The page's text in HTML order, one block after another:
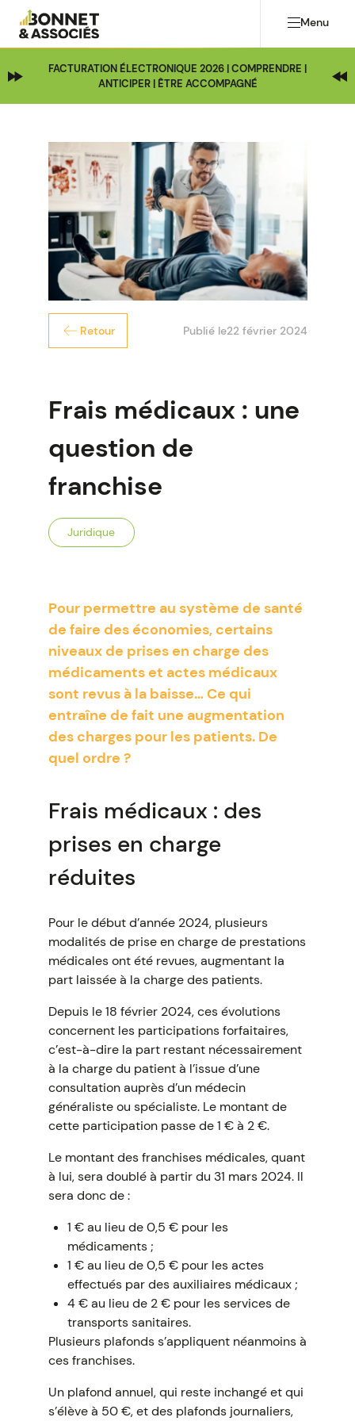
Menu
FACTURATION ÉLECTRONIQUE 2026 | COMPRENDRE |
ANTICIPER | ÊTRE ACCOMPAGNÉ
Retour Publié le22 février 2024
Frais médicaux : une
question de
franchise
Juridique
Pour permettre au système de santé
de faire des économies, certains
niveaux de prises en charge des
médicaments et actes médicaux
sont revus à la baisse… Ce qui
entraîne de fait une augmentation
des charges pour les patients. De
quel ordre ?
Frais médicaux : des
prises en charge
réduites
Pour le début d’année 2024, plusieurs
modalités de prise en charge de prestations
médicales ont été revues, augmentant la
part laissée à la charge des patients.
Depuis le 18 février 2024, ces évolutions
concernent les participations forfaitaires,
c’est-à-dire la part restant nécessairement
à la charge du patient à l’issue d’une
consultation auprès d’un médecin
généraliste ou spécialiste. Le montant de
cette participation passe de 1 € à 2 €.
Le montant des franchises médicales, quant
à lui, sera doublé à partir du 31 mars 2024. Il
sera donc de :
1 € au lieu de 0,5 € pour les
médicaments ;
1 € au lieu de 0,5 € pour les actes
effectués par des auxiliaires médicaux ;
4 € au lieu de 2 € pour les services de
transports sanitaires.
Plusieurs plafonds s’appliquent néanmoins à
ces franchises.
Un plafond annuel, qui reste inchangé et qui
s’élève à 50 €, et des plafonds journaliers,